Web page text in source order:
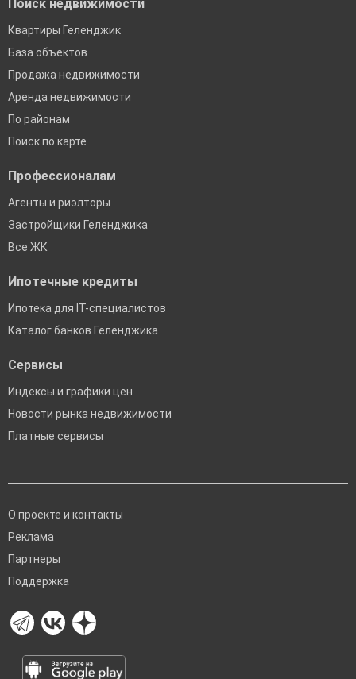
Поиск недвижимости
Квартиры Геленджик
База объектов
Продажа недвижимости
Аренда недвижимости
По районам
Поиск по карте
Профессионалам
Агенты и риэлторы
Застройщики Геленджика
Все ЖК
Ипотечные кредиты
Ипотека для IT-специалистов
Каталог банков Геленджика
Сервисы
Индексы и графики цен
Новости рынка недвижимости
Платные сервисы
О проекте и контакты
Реклама
Партнеры
Поддержка